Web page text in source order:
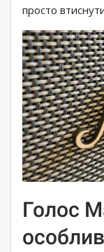
просто
Голос